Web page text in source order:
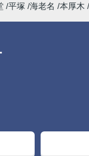
平塚 海老名 本厚木